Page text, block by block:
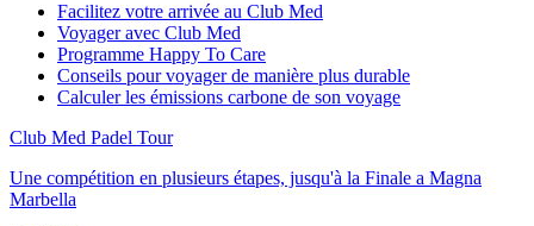
Facilitez votre arrivée au Club Med
Voyager avec Club Med
Programme Happy To Care
Conseils pour voyager de manière plus durable
Calculer les émissions carbone de son voyage
Club Med Padel Tour
Une compétition en plusieurs étapes, jusqu'à la Finale a Magna
Marbella